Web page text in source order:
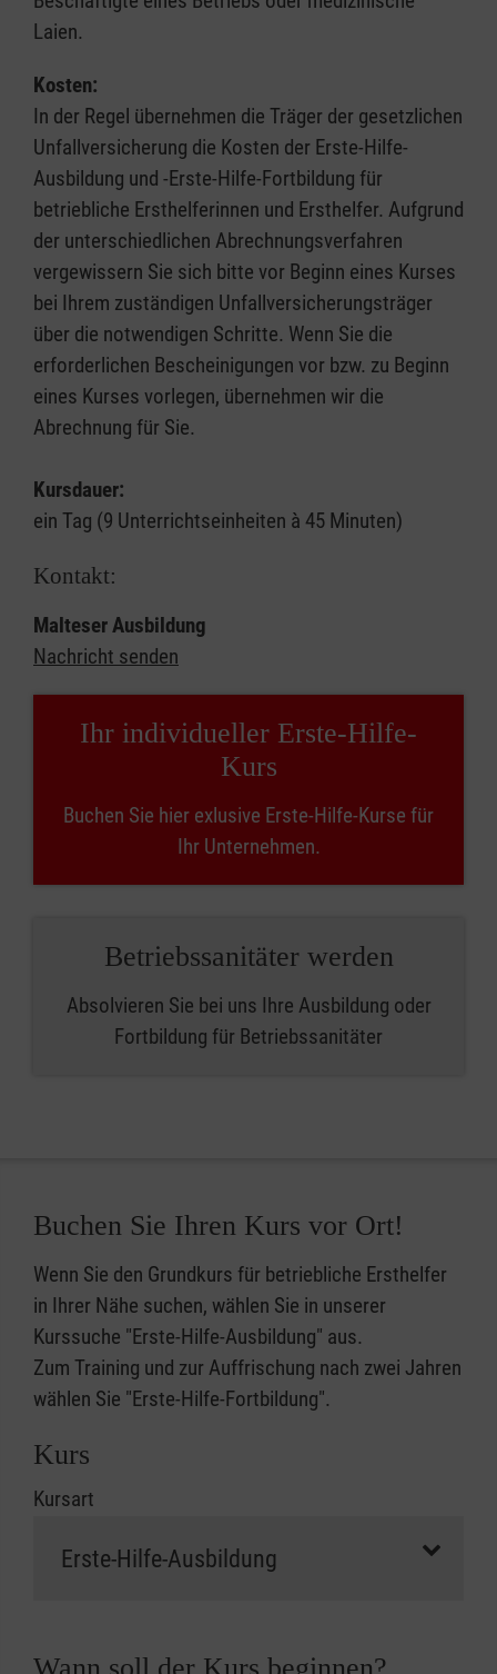
Laien.
Kosten:
In der Regel übernehmen die Träger der gesetzlichen
Unfallversicherung die Kosten der Erste-Hilfe-
Ausbildung und -Erste-Hilfe-Fortbildung für
betriebliche Ersthelferinnen und Ersthelfer. Aufgrund
der unterschiedlichen Abrechnungsverfahren
vergewissern Sie sich bitte vor Beginn eines Kurses
bei Ihrem zuständigen Unfallversicherungsträger
über die notwendigen Schritte. Wenn Sie die
erforderlichen Bescheinigungen vor bzw. zu Beginn
eines Kurses vorlegen, übernehmen wir die
Abrechnung für Sie.
Kursdauer:
ein Tag (9 Unterrichtseinheiten à 45 Minuten)
Kontakt:
Malteser Ausbildung
Nachricht senden
Ihr individueller Erste-Hilfe-
Kurs
Buchen Sie hier exlusive Erste-Hilfe-Kurse für
Ihr Unternehmen.
Betriebssanitäter werden
Absolvieren Sie bei uns Ihre Ausbildung oder
Fortbildung für Betriebssanitäter
Buchen Sie Ihren Kurs vor Ort!
Wenn Sie den Grundkurs für betriebliche Ersthelfer
in Ihrer Nähe suchen, wählen Sie in unserer
Kurssuche "Erste-Hilfe-Ausbildung" aus.
Zum Training und zur Auffrischung nach zwei Jahren
wählen Sie "Erste-Hilfe-Fortbildung".
Kurs
Kursart